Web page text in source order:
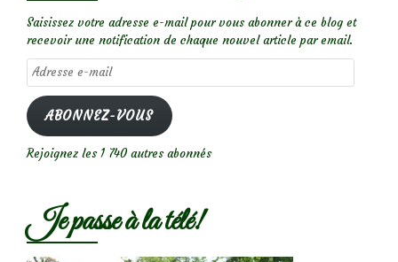
Saisissez votre adresse e-mail pour vous abonner à ce blog et
recevoir une notification de chaque nouvel article par email.
Adresse
e-
mail
ABONNEZ-VOUS
Rejoignez les 1 740 autres abonnés
Je passe à la télé!